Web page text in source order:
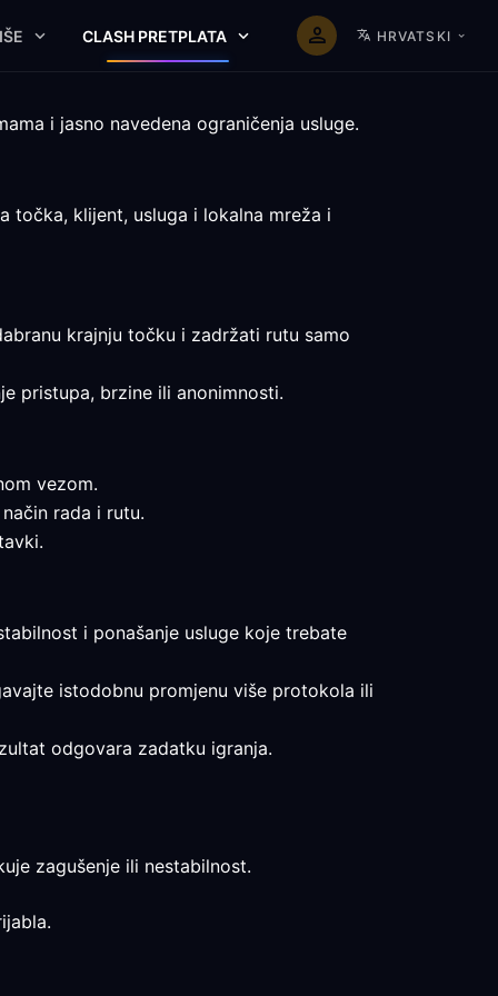
CLASH PRETPLATA HRVATSKI
i jasno navedena ograničenja usluge.
točka, klijent, usluga i lokalna mreža i
krajnju točku i zadržati rutu samo
pristupa, brzine ili anonimnosti.
vezom.
rada i rutu.
i ponašanje usluge koje trebate
istodobnu promjenu više protokola ili
odgovara zadatku igranja.
zagušenje ili nestabilnost.